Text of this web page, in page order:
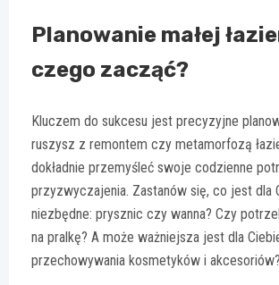
Planowanie małej
czego zacząć?
Kluczem do sukcesu jest precyzyjne
ruszysz z remontem czy metamorfozą
dokładnie przemyśleć swoje codzienne
przyzwyczajenia. Zastanów się, co jest dla
niezbędne: prysznic czy wanna? Czy
na pralkę? A może ważniejsza jest dla
przechowywania kosmetyków i akcesoriów?